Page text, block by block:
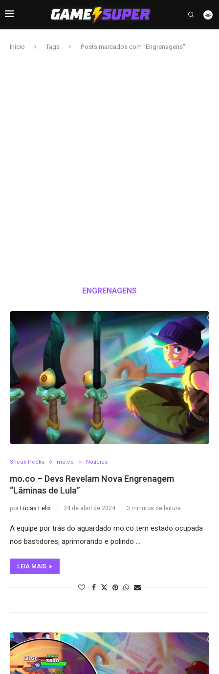
Início Tags Posts marcados com "Engrenagens"
ENGRENAGENS
Sneak Peeks mo.co Notícias
mo.co – Devs Revelam Nova Engrenagem
“Lâminas de Lula”
porLucas Felix 24 de abril de 2024 3 minutos de leitura
A equipe por trás do aguardado mo.co tem estado ocupada
nos bastidores, aprimorando e polindo …
LEIA MAIS